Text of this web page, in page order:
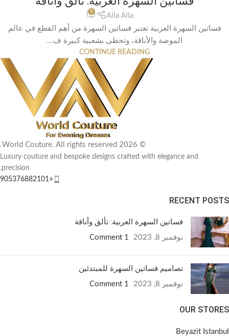
Alla Alla
0
فساتين السهرة العربية تعتبر فساتين السهرة من أهم القطع في عالم
الموضة والأناقة، وتحظى بشعبية كبيرة ف...
CONTINUE READING
© 2026 World Couture. All rights reserved.
Luxury couture and bespoke designs crafted with elegance and
precision.
+905376882101
RECENT POSTS
فساتين السهرة العربية: تألق وأناقة
نوفمبر 8, 2023 1 Comment
تصاميم فساتين السهرة للمبتدئين
نوفمبر 8, 2023 1 Comment
OUR STORES
Beyazit Istanbul